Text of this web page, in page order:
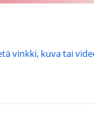
vinkki, kuva tai